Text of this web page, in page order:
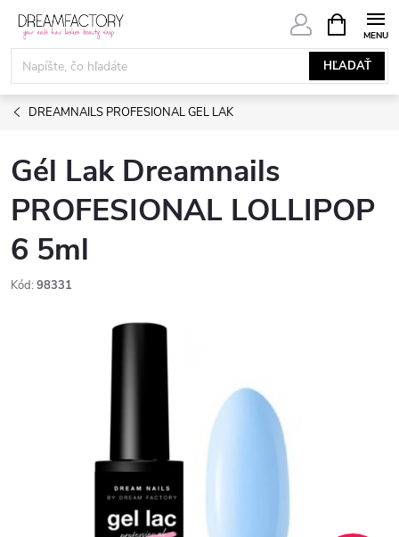
Prejsť
obsah
HĽADAŤ
KOŠÍK
DREAMNAILS PROFESIONAL GEL LAK
Gél Lak Dreamnails
PROFESIONAL LOLLIPOP
6 5ml
Kód: 98331